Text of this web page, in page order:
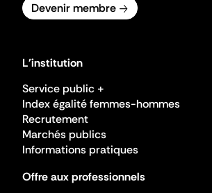
Devenir membre
L'institution
Service public +
Index égalité femmes-hommes
Recrutement
Marchés publics
Informations pratiques
Offre aux professionnels